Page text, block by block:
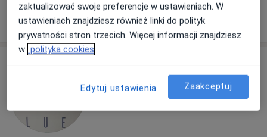
Poproś o wizytę
zaktualizować swoje preferencje w ustawieniach. W
ustawieniach znajdziesz również linki do polityk
prywatności stron trzecich. Więcej informacji znajdziesz
w polityka cookies
Edytuj ustawienia Zaakceptuj